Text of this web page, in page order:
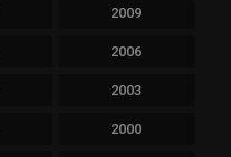
2009
2006
2003
2000